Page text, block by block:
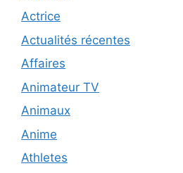
Actrice
Actualités récentes
Affaires
Animateur TV
Animaux
Anime
Athletes